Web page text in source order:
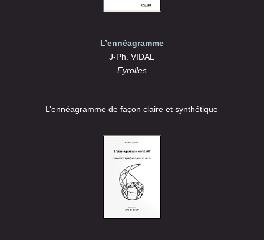
L’ennéagramme
J-Ph. VIDAL
Eyrolles
L’ennéagramme de façon claire et synthétique